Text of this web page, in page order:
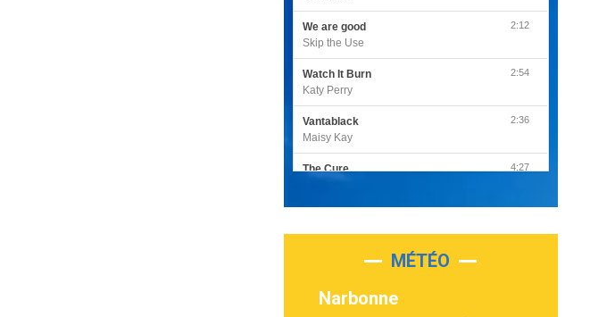
We are good
Skip the Use
2:12
Watch It Burn
Katy Perry
2:54
Vantablack
Maisy Kay
2:36
The Cure
4:27
Luke Combs
Second Chance
MÉTÉO
Narbonne